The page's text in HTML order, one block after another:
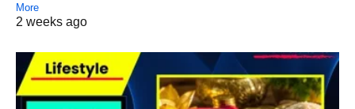
More
2 weeks ago